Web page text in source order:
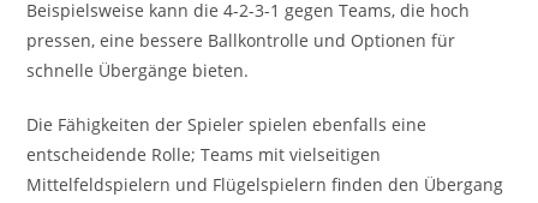
Beispielsweise kann die 4-2-3-1 gegen Teams, die hoch
pressen, eine bessere Ballkontrolle und Optionen für
schnelle Übergänge bieten.
Die Fähigkeiten der Spieler spielen ebenfalls eine
entscheidende Rolle; Teams mit vielseitigen
Mittelfeldspielern und Flügelspielern finden den Übergang